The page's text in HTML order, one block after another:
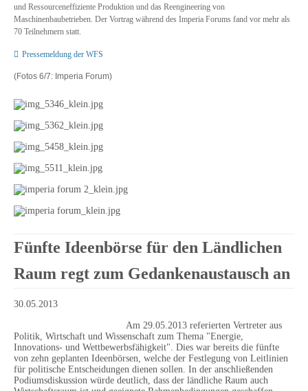
und Ressourceneffiziente Produktion und das Reengineering von
Maschinenbaubetrieben. Der Vortrag während des Imperia Forums fand vor mehr als
70 Teilnehmern statt.
Pressemeldung der WFS
(Fotos 6/7: Imperia Forum)
Fünfte Ideenbörse für den Ländlichen
Raum regt zum Gedankenaustausch an
30.05.2013
Am 29.05.2013 referierten Vertreter aus
Politik, Wirtschaft und Wissenschaft zum Thema "Energie,
Innovations- und Wettbewerbsfähigkeit". Dies war bereits die fünfte
von zehn geplanten Ideenbörsen, welche der Festlegung von Leitlinien
für politische Entscheidungen dienen sollen. In der anschließenden
Podiumsdiskussion würde deutlich, dass der ländliche Raum auch